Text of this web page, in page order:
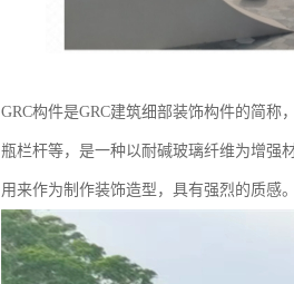
GRC构件是GRC建筑细部装饰构件的简称
瓶栏杆等，是一种以耐碱玻璃纤维为增强
用来作为制作装饰造型，具有强烈的质感。